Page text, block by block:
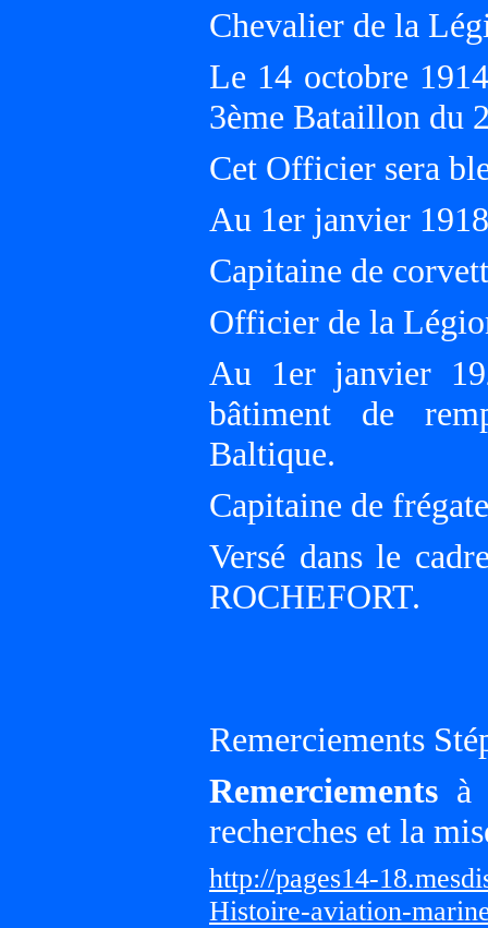
Chevalier de la
Le 14 octobre
3ème Bataillon du
Cet Officier sera
Au 1er janvier
Capitaine de
Officier de la
Au 1er janvier
bâtiment de
Baltique.
Capitaine de
Versé dans le
ROCHEFORT.
Remerciements
Remerciements à
recherches et la
http://pages14-
Histoire-aviation-